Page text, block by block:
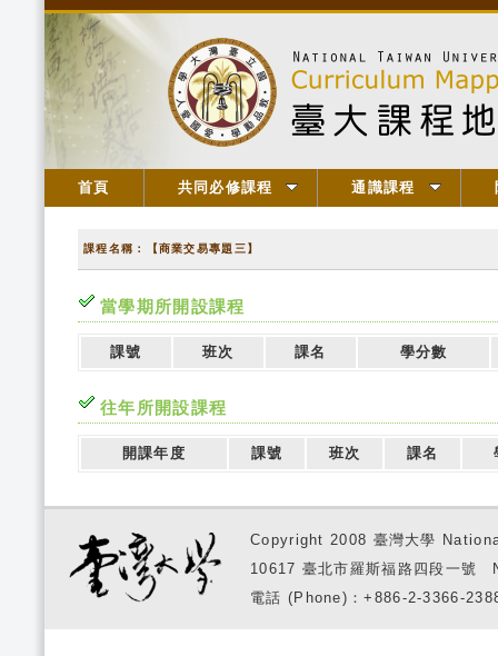
首頁 共同必修課程 通識課程
課程名稱：【商業交易專題三】
當學期所開設課程
課號 班次 課名 學分數
往年所開設課程
開課年度 課號 班次 課名
Copyright 2008 臺灣大學
10617 臺北市羅斯福路四段一
電話 (Phone)：+886-2-3366-